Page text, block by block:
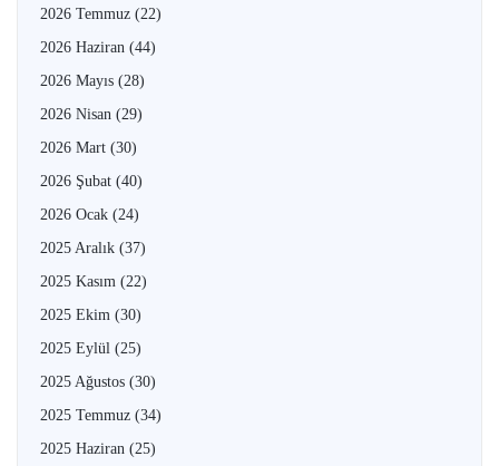
2026 Temmuz (22)
2026 Haziran (44)
2026 Mayıs (28)
2026 Nisan (29)
2026 Mart (30)
2026 Şubat (40)
2026 Ocak (24)
2025 Aralık (37)
2025 Kasım (22)
2025 Ekim (30)
2025 Eylül (25)
2025 Ağustos (30)
2025 Temmuz (34)
2025 Haziran (25)